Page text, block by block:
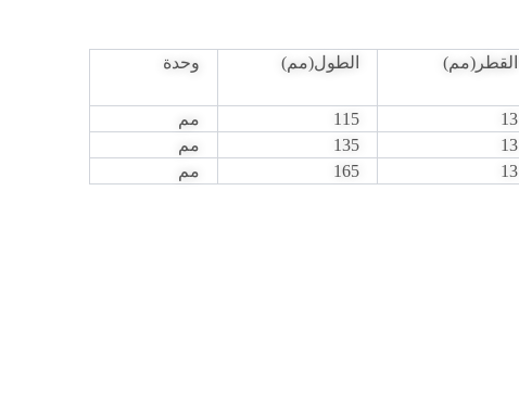
القطر(مم) الطول(مم) وحدة
13
115
مم
13
135
مم
13
165 مم